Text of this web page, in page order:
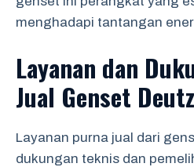
menghadapi tantangan
Layanan dan
Jual Genset Deutz
Layanan purna jual dari
dukungan teknis dan